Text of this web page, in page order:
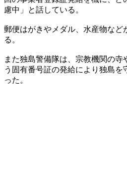
慮中」と話している。
郵便はがきやメダル、水産物など
る。
また独島警備隊は、宗教機関の寺
う固有番号証の発給により独島を
った。